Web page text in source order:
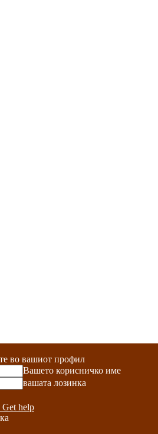
во вашиот профил
Вашето корисничко име
вашата лозинка
Get help